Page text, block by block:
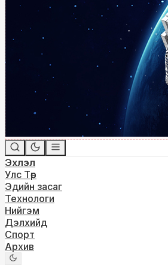
Эхлэл
Улс Төр
Эдийн засаг
Технологи
Нийгэм
Дэлхийд
Спорт
Архив